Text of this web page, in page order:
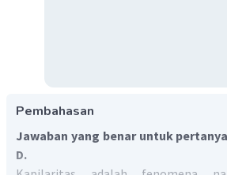
Pembahasan
Jawaban yang benar untuk
D.